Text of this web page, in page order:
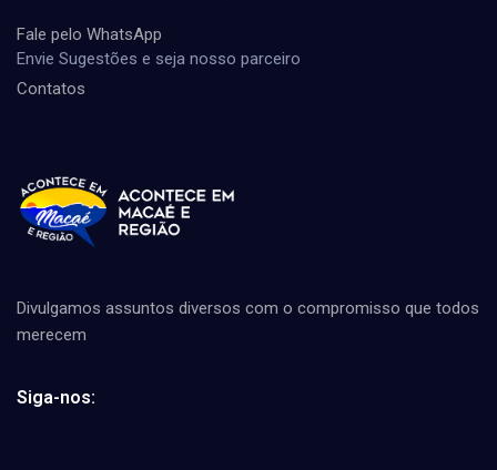
Fale pelo WhatsApp
Envie Sugestões e seja nosso parceiro
Contatos
Divulgamos assuntos diversos com o compromisso que todos
merecem
Siga-nos: